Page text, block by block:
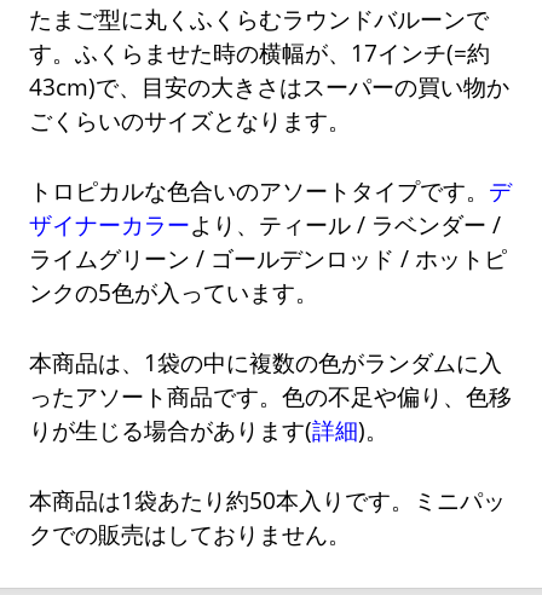
たまご型に丸くふくらむラウンドバルーンで
す。ふくらませた時の横幅が、17インチ(=約
43cm)で、目安の大きさはスーパーの買い物か
ごくらいのサイズとなります。
トロピカルな色合いのアソートタイプです。 デ
ザイナーカラーより、ティール / ラベンダー /
ライムグリーン / ゴールデンロッド / ホットピ
ンクの5色が入っています。
本商品は、1袋の中に複数の色がランダムに入
ったアソート商品です。色の不足や偏り、色移
りが生じる場合があります(詳細)。
本商品は1袋あたり約50本入りです。ミニパッ
クでの販売はしておりません。